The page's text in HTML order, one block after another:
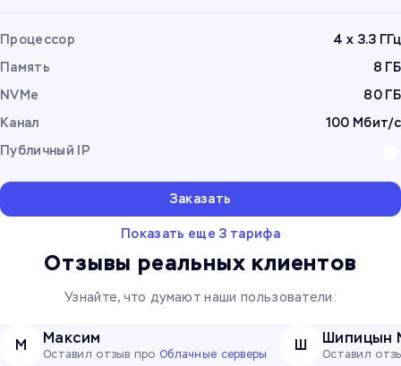
Процессор
4 x 3.3 ГГц
Память
8 ГБ
NVMe
80 ГБ
Канал
100 Мбит/с
Публичный IP
Заказать
Показать еще 3 тарифа
Отзывы реальных клиентов
Узнайте, что думают наши пользователи:
М Максим
Оставил отзыв про Облачные серверы Ш Шипицын
Оставил